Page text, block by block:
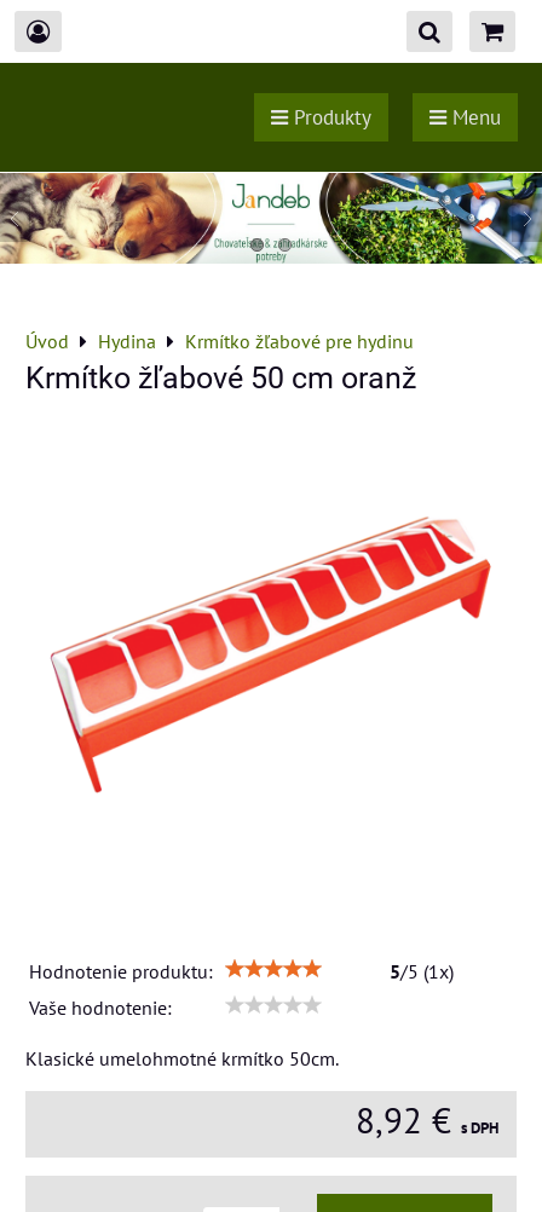
Produkty Menu
Úvod Hydina Krmítko žľabové pre hydinu
Krmítko žľabové 50 cm oranž
Hodnotenie produktu: 5/5 (1x)
Vaše hodnotenie:
Klasické umelohmotné krmítko 50cm.
8,92 € s DPH